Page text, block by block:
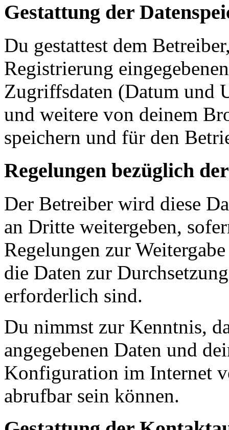
Gestattung der
Du gestattest dem
Registrierung
Zugriffsdaten (Datum und
und weitere von deinem
speichern und für den
Regelungen bezüglich
Der Betreiber wird diese
an Dritte weitergeben,
Regelungen zur
die Daten zur
erforderlich sind.
Du nimmst zur Kenntnis,
angegebenen Daten und
Konfiguration im Internet
abrufbar sein können.